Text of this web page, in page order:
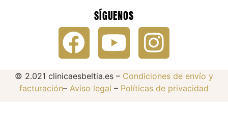
SÍGUENOS
© 2.021 clinicaesbeltia.es – Condiciones de envío y
facturación– Aviso legal – Políticas de privacidad